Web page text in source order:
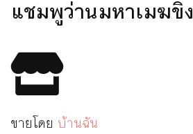
แชมพูว่านมหาเมฆขิง
ขายโดย บ้านฉัน